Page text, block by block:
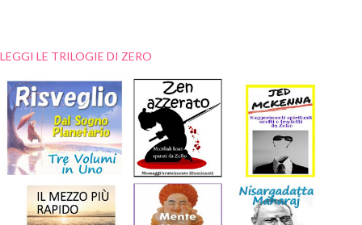
LEGGI LE TRILOGIE DI ZERO